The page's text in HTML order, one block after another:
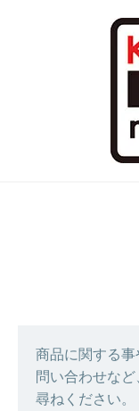
商品に関する
問い合わせな
尋ねください。